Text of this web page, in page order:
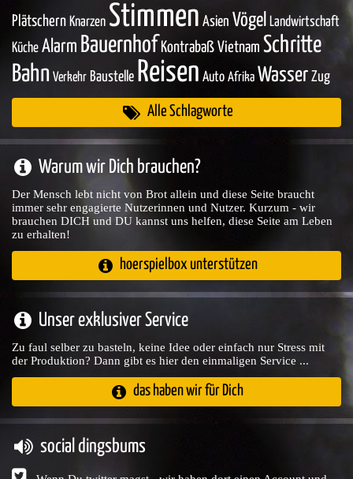
Plätschern Knarzen Stimmen Asien Vögel Landwirtschaft
Küche Alarm Bauernhof Kontrabaß Vietnam Schritte
Bahn Verkehr Baustelle Reisen Auto Afrika Wasser Zug
Alle Schlagworte
Warum wir Dich brauchen?
Der Mensch lebt nicht von Brot allein und diese Seite braucht
immer sehr engagierte Nutzerinnen und Nutzer. Kurzum - wir
brauchen DICH und DU kannst uns helfen, diese Seite am Leben
zu erhalten!
hoerspielbox unterstützen
Unser exklusiver Service
Zu faul selber zu basteln, keine Idee oder einfach nur Stress mit
der Produktion? Dann gibt es hier den einmaligen Service ...
das haben wir für Dich
social dingsbums